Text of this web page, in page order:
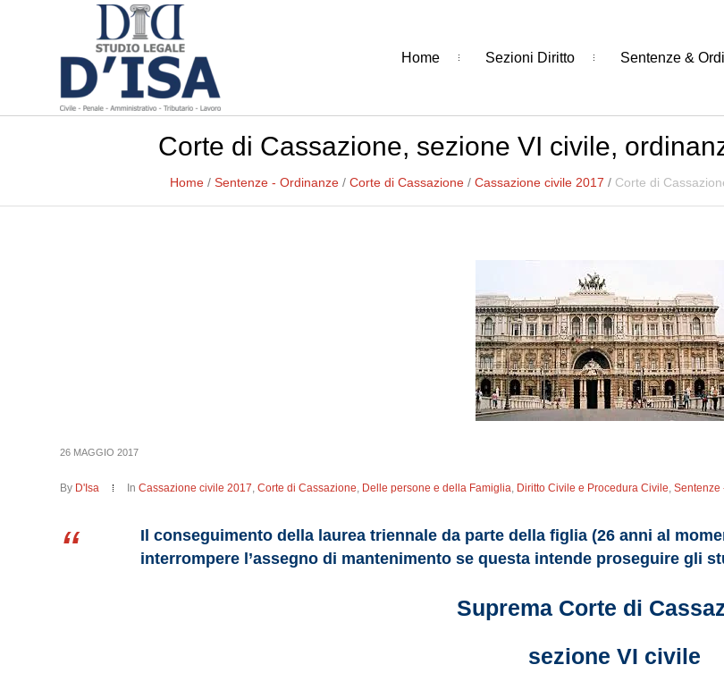
Home Sezioni Diritto Sentenze &
Corte di Cassazione, sezione VI civile,
Home / Sentenze - Ordinanze / Corte di Cassazione / Cassazione civile 2017 / Corte di
26 MAGGIO 2017
By D'Isa InCassazione civile 2017,Corte di Cassazione, Delle persone e della Famiglia, Diritto Civile e Procedura Civile,Sentenze
Il conseguimento della laurea triennale da parte della figlia (26 anni al
interrompere l’assegno di mantenimento se questa intende proseguire gli
Suprema Corte di
sezione VI civile